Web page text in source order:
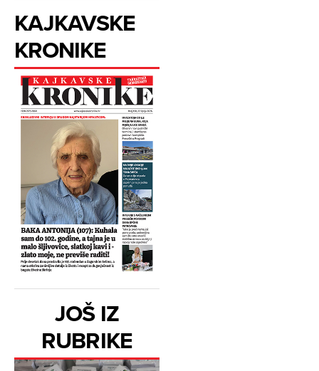
KAJKAVSKE
KRONIKE
JOŠ IZ
RUBRIKE